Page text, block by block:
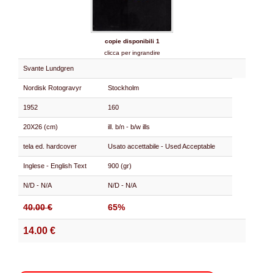
copie disponibili 1
clicca per ingrandire
Svante Lundgren
Nordisk Rotogravyr Stockholm
1952 160
20X26 (cm) ill. b/n - b/w ills
tela ed. hardcover Usato accettabile - Used Acceptable
Inglese - English Text 900 (gr)
N/D - N/A N/D - N/A
40.00 € 65%
14.00 €